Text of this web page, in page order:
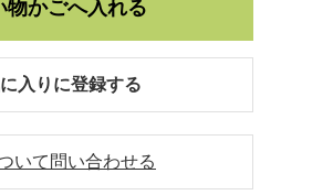
物かごへ入れる
いて問い合わせる
入りに登録する